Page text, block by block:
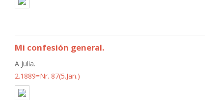
Mi confesión general.
A Julia.
2.1889=Nr. 87(5.Jan.)